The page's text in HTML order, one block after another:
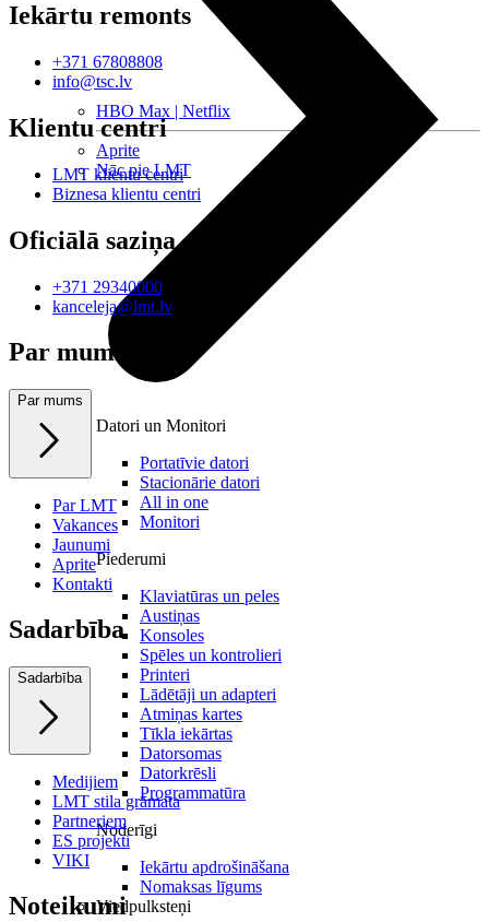
HBO Max | Netflix
Aprite
Nāc pie LMT
Datori un Monitori
Portatīvie datori
Stacionārie datori
All in one
Monitori
Piederumi
Klaviatūras un peles
Austiņas
Konsoles
Spēles un kontrolieri
Printeri
Lādētāji un adapteri
Atmiņas kartes
Tīkla iekārtas
Datorsomas
Datorkrēsli
Programmatūra
Noderīgi
Iekārtu apdrošināšana
Nomaksas līgums
Viedpulksteņi
Iekārtu remonts
+371 67808808
info@tsc.lv
Klientu centri
LMT klientu centri
Biznesa klientu centri
Oficiālā saziņa
+371 29340000
kanceleja@lmt.lv
Par mums
Par mums
Par LMT
Vakances
Jaunumi
Aprite
Kontakti
Sadarbība
Sadarbība
Medijiem
LMT stila grāmata
Partneriem
ES projekti
VIKI
Noteikumi